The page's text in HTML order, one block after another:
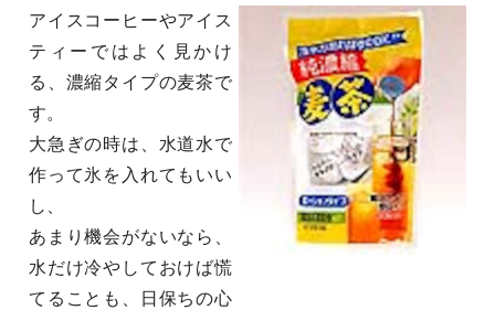
アイスコーヒーやアイス
ティーではよく見かけ
る、濃縮タイプの麦茶で
す。
大急ぎの時は、水道水で
作って氷を入れてもいい
し、
あまり機会がないなら、
水だけ冷やしておけば慌
てることも、日保ちの心